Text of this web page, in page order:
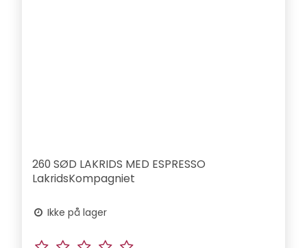
260 SØD LAKRIDS MED ESPRESSO
LakridsKompagniet
Ikke på lager